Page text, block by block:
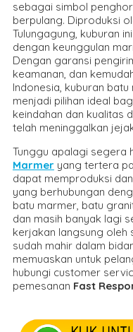
sebagai simbol
berpulang. Diproduksi
Tulungagung, kuburan
dengan keunggulan
Dengan garansi
keamanan, dan
Indonesia, kuburan
menjadi pilihan ideal
keindahan dan kualitas
telah meninggalkan
Tunggu apalagi segera
Marmer yang tertera
dapat memproduksi
yang berhubungan
batu marmer, batu
dan masih banyak lagi
kerjakan langsung oleh
sudah mahir dalam
memuaskan untuk
hubungi customer
pemesanan Fast